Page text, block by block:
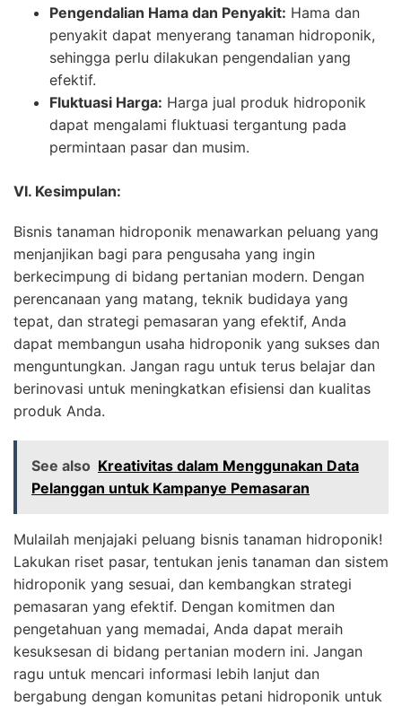
Pengendalian Hama dan Penyakit: Hama dan
penyakit dapat menyerang tanaman hidroponik,
sehingga perlu dilakukan pengendalian yang
efektif.
Fluktuasi Harga: Harga jual produk hidroponik
dapat mengalami fluktuasi tergantung pada
permintaan pasar dan musim.
VI. Kesimpulan:
Bisnis tanaman hidroponik menawarkan peluang yang
menjanjikan bagi para pengusaha yang ingin
berkecimpung di bidang pertanian modern. Dengan
perencanaan yang matang, teknik budidaya yang
tepat, dan strategi pemasaran yang efektif, Anda
dapat membangun usaha hidroponik yang sukses dan
menguntungkan. Jangan ragu untuk terus belajar dan
berinovasi untuk meningkatkan efisiensi dan kualitas
produk Anda.
See also Kreativitas dalam Menggunakan Data
Pelanggan untuk Kampanye Pemasaran
Mulailah menjajaki peluang bisnis tanaman hidroponik!
Lakukan riset pasar, tentukan jenis tanaman dan sistem
hidroponik yang sesuai, dan kembangkan strategi
pemasaran yang efektif. Dengan komitmen dan
pengetahuan yang memadai, Anda dapat meraih
kesuksesan di bidang pertanian modern ini. Jangan
ragu untuk mencari informasi lebih lanjut dan
bergabung dengan komunitas petani hidroponik untuk